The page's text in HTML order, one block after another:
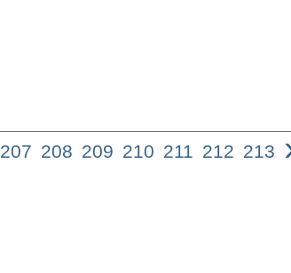
207 208 209 210 211 212 213